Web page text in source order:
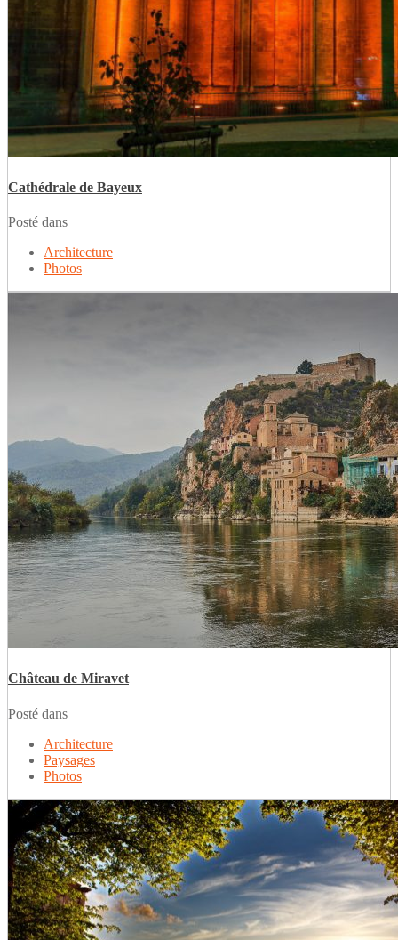
Cathédrale de Bayeux
Posté dans
Architecture
Photos
Château de Miravet
Posté dans
Architecture
Paysages
Photos